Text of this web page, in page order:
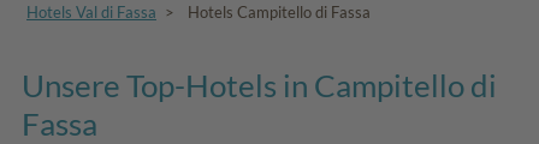
Hotels Val di Fassa > Hotels Campitello di Fassa
Unsere Top-Hotels in Campitello di
Fassa